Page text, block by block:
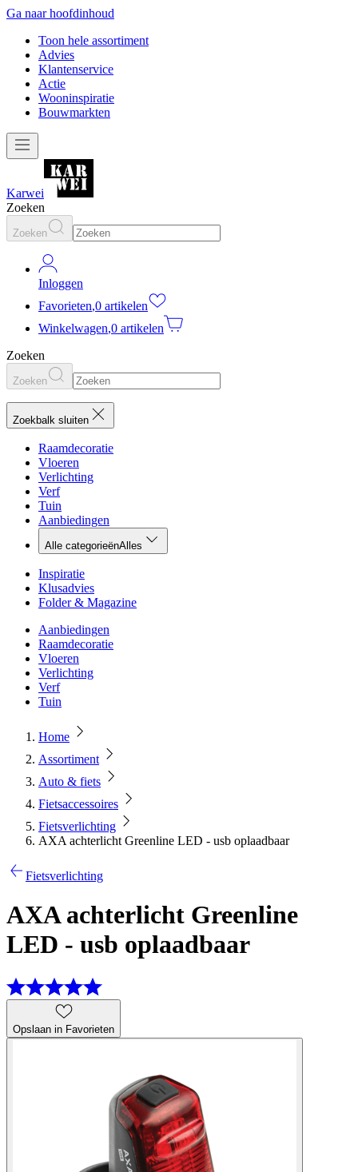
Ga naar hoofdinhoud
Toon hele assortiment
Advies
Klantenservice
Actie
Wooninspiratie
Bouwmarkten
Karwei
Zoeken
Zoeken
Inloggen
Favorieten,0 artikelen
Winkelwagen,0 artikelen
Zoeken
Zoeken
Zoekbalk sluiten
Raamdecoratie
Vloeren
Verlichting
Verf
Tuin
Aanbiedingen
Alle categorieënAlles
Inspiratie
Klusadvies
Folder & Magazine
Aanbiedingen
Raamdecoratie
Vloeren
Verlichting
Verf
Tuin
Home
Assortiment
Auto & fiets
Fietsaccessoires
Fietsverlichting
AXA achterlicht Greenline LED - usb oplaadbaar
Fietsverlichting
AXA achterlicht Greenline
LED - usb oplaadbaar
Opslaan in Favorieten